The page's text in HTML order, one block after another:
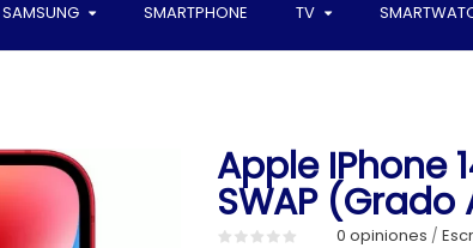
SAMSUNG SMARTPHONE TV
Apple IPhone
SWAP (Grado
0 opiniones /